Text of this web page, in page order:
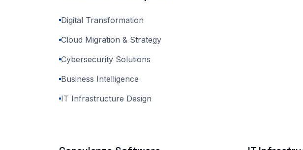
Digital Transformation
Cloud Migration & Strategy
Cybersecurity Solutions
Business Intelligence
IT Infrastructure Design